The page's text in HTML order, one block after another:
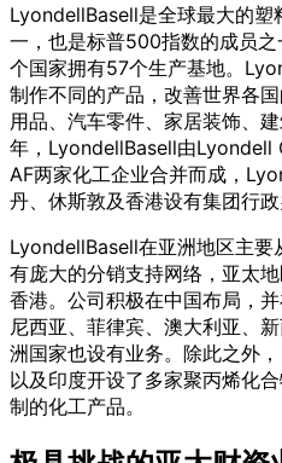
LyondellBasell是全球最大的塑
一，也是标普500指数的成员
个国家拥有57个生产基地。
制作不同的产品，改善世界各
用品、汽车零件、家居装饰、
年，LyondellBasell由
AF两家化工企业合并而成，
丹、休斯敦及香港设有集团行政
LyondellBasell在亚洲地区主要
有庞大的分销支持网络，亚太
香港。公司积极在中国布局，
尼西亚、菲律宾、澳大利亚、
洲国家也设有业务。除此之外
以及印度开设了多家聚丙烯化
制的化工产品。